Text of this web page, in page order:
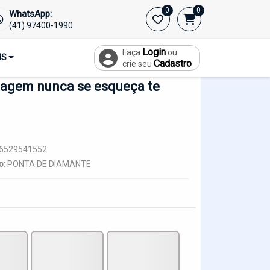
WhatsApp:
(41) 97400-1990
0 0
Faça Loginou
crie seu Cadastro
Início
nunca se esqueça te
PONTA DE DIAMANTE